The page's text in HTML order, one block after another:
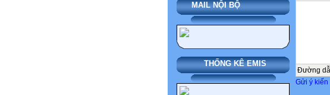
MAIL NỘI BỘ
THỐNG KÊ EMIS
Đường
Gửi ý kiến